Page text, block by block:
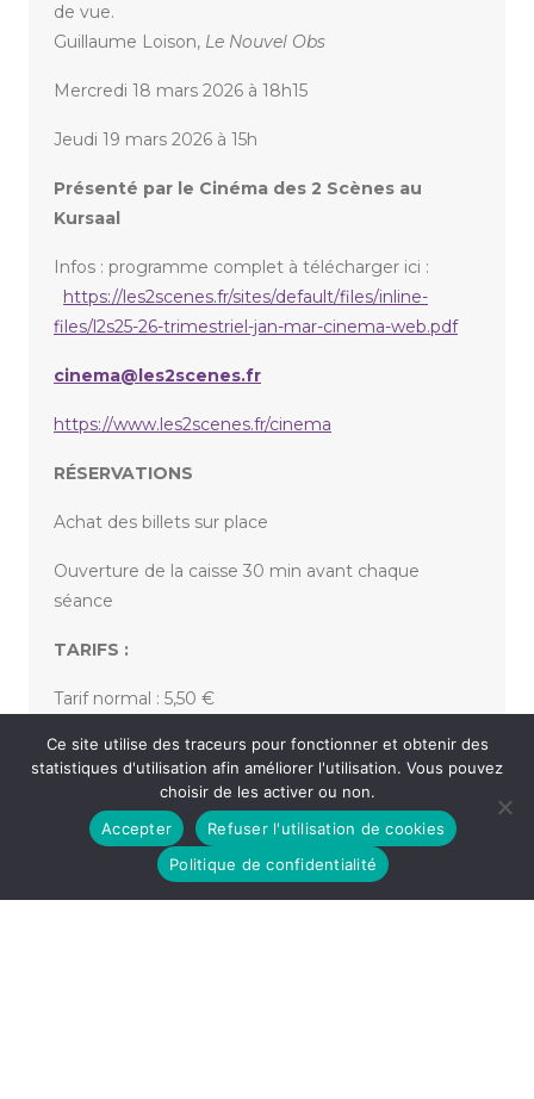
de vue.
Guillaume Loison, Le Nouvel Obs
Mercredi 18 mars 2026 à 18h15
Jeudi 19 mars 2026 à 15h
Présenté par le Cinéma des 2 Scènes au
Kursaal
Infos : programme complet à télécharger ici :
https://les2scenes.fr/sites/default/files/inline-
files/l2s25-26-trimestriel-jan-mar-cinema-web.pdf
cinema@les2scenes.fr
https://www.les2scenes.fr/cinema
RÉSERVATIONS
Achat des billets sur place
Ouverture de la caisse 30 min avant chaque
séance
TARIFS :
Tarif normal : 5,50 €
Tarif réduit : 4,00 € ou 3,00 €
ÉCHAPPÉES, AU FEMININ – FISH TANK
FAUT VOIR ! | LA CITÉ DE DIEU
Ce site utilise des traceurs pour fonctionner et obtenir des
statistiques d'utilisation afin améliorer l'utilisation. Vous pouvez
choisir de les activer ou non.
Accepter
Refuser l'utilisation de cookies
Politique de confidentialité